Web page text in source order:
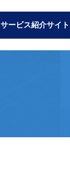
サービス紹介サイト